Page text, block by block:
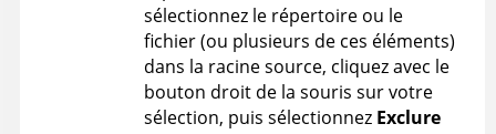
sélectionnez le répertoire ou le
fichier (ou plusieurs de ces éléments)
dans la racine source, cliquez avec le
bouton droit de la souris sur votre
sélection, puis sélectionnez Exclure